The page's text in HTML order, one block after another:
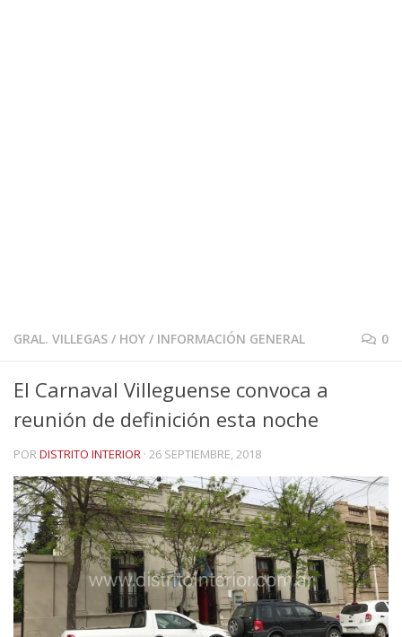
GRAL. VILLEGAS / HOY / INFORMACIÓN GENERAL 0
El Carnaval Villeguense convoca a
reunión de definición esta noche
PORDISTRITO INTERIOR · 26 SEPTIEMBRE, 2018